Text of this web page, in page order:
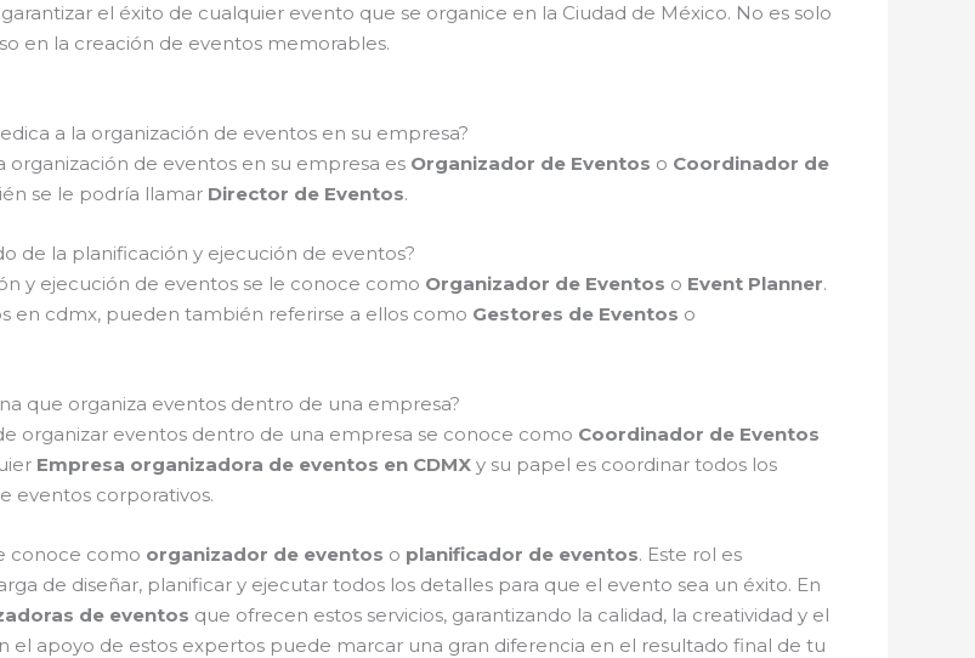
el éxito de cualquier evento que se organice en la Ciudad de México. No es solo
en la creación de eventos memorables.
a la organización de eventos en su empresa?
de eventos en su empresa es Organizador de Eventos o Coordinador de
se le podría llamar Director de Eventos.
de la planificación y ejecución de eventos?
y ejecución de eventos se le conoce como Organizador de Eventos o Event Planner.
en cdmx, pueden también referirse a ellos como Gestores de Eventos o
que organiza eventos dentro de una empresa?
organizar eventos dentro de una empresa se conoce como Coordinador de Eventos
Empresa organizadora de eventos en CDMX y su papel es coordinar todos los
eventos corporativos.
conoce como organizador de eventos o planificador de eventos. Este rol es
de diseñar, planificar y ejecutar todos los detalles para que el evento sea un éxito. En
de eventos que ofrecen estos servicios, garantizando la calidad, la creatividad y el
apoyo de estos expertos puede marcar una gran diferencia en el resultado final de tu